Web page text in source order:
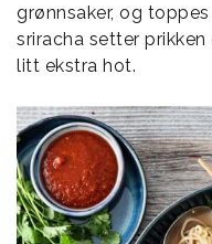
grønnsaker, og
sriracha setter
litt ekstra hot.